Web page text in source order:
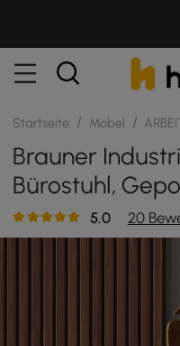
Startseite / Möbel /
Brauner
Bürostuhl,
Aus Leder,
5.0 20